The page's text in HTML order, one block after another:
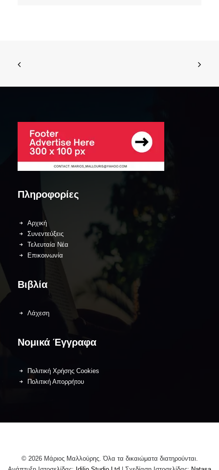
Πληροφορίες
Αρχική
Συνεντεύξεις
Τελευταία Νέα
Επικοινωνία
Βιβλία
Λάχεση
Νομικά Έγγραφα
Πολιτική Χρήσης Cookies
Πολιτική Απορρήτου
© 2026 Μάριος Μαλλούρης. Όλα τα δικαιώματα διατηρούνται.